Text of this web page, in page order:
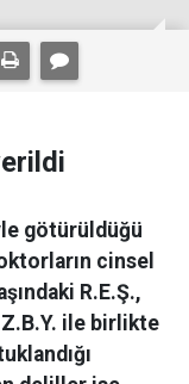
götürüldüğü
cinsel
R.E.Ş.,
ile birlikte